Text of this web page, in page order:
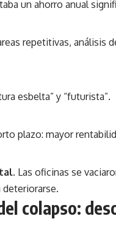
un ahorro anual
repetitivas, análisis
esbelta” y “futurista”.
plazo: mayor
Las oficinas se
colapso: